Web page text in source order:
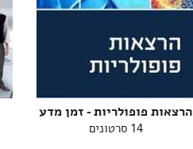
הרצאות פופולריות - זמן מדע
14 סרטונים